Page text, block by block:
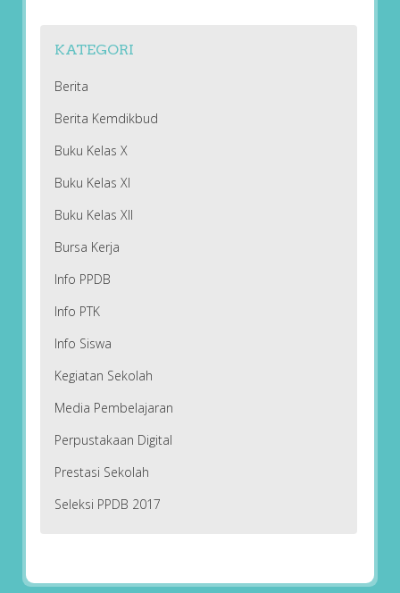
KATEGORI
Berita
Berita Kemdikbud
Buku Kelas X
Buku Kelas XI
Buku Kelas XII
Bursa Kerja
Info PPDB
Info PTK
Info Siswa
Kegiatan Sekolah
Media Pembelajaran
Perpustakaan Digital
Prestasi Sekolah
Seleksi PPDB 2017